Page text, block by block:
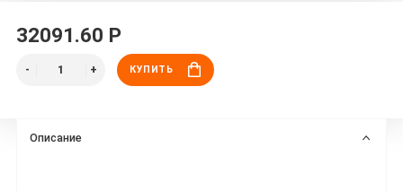
32091.60 Р
КУПИТЬ
Описание